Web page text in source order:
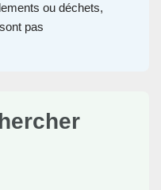
ou déchets,
pas